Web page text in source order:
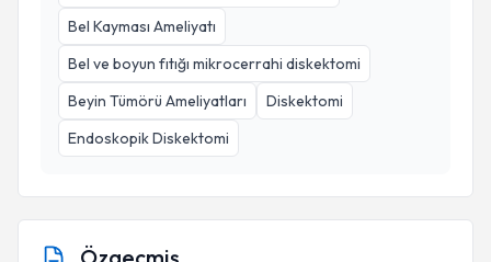
Bel Kayması Ameliyatı
Bel ve boyun fıtığı mikrocerrahi diskektomi
Beyin Tümörü Ameliyatları
Diskektomi
Endoskopik Diskektomi